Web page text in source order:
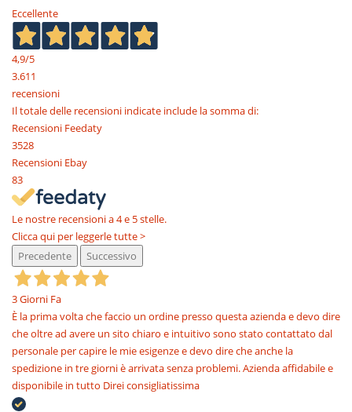
Eccellente
4,9/5
3.611
recensioni
Il totale delle recensioni indicate include la somma di:
Recensioni Feedaty
3528
Recensioni Ebay
83
Le nostre recensioni a 4 e 5 stelle.
Clicca qui per leggerle tutte >
Precedente
Successivo
3 Giorni Fa
È la prima volta che faccio un ordine presso questa azienda e devo dire
che oltre ad avere un sito chiaro e intuitivo sono stato contattato dal
personale per capire le mie esigenze e devo dire che anche la
spedizione in tre giorni è arrivata senza problemi. Azienda affidabile e
disponibile in tutto Direi consigliatissima